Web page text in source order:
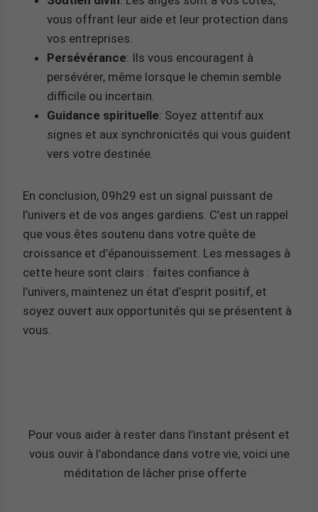
vous offrant leur aide et leur protection dans
vos entreprises.
Persévérance: Ils vous encouragent à
persévérer, même lorsque le chemin semble
difficile ou incertain.
Guidance spirituelle: Soyez attentif aux
signes et aux synchronicités qui vous guident
vers votre destinée.
En conclusion, 09h29 est un signal puissant de
l’univers et de vos anges gardiens. C’est un rappel
que vous êtes soutenu dans votre quête de
croissance et d’épanouissement. Les messages à
cette heure sont clairs : faites confiance à
l’univers, maintenez un état d’esprit positif, et
soyez ouvert aux opportunités qui se présentent à
vous.
Pour vous aider à rester dans l’instant présent et
vous ouvir à l’abondance dans votre vie, voici une
méditation de lâcher prise offerte :